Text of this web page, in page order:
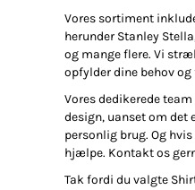
Vores sortiment
herunder Stanley
og mange flere. Vi
opfylder dine behov
Vores dedikerede
design, uanset om
personlig brug. Og
hjælpe. Kontakt os
Tak fordi du valgte